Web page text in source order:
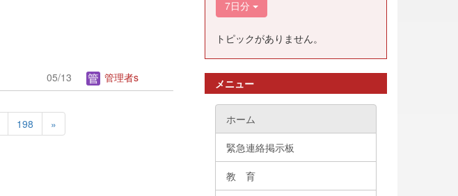
05/13 管理者s
198 »
7日分
トピックがありません。
メニュー
ホーム
緊急連絡掲示板
教 育